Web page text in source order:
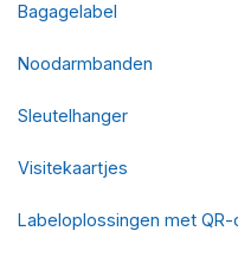
Bagagelabel
Noodarmbanden
Sleutelhanger
Visitekaartjes
Labeloplossingen met QR-